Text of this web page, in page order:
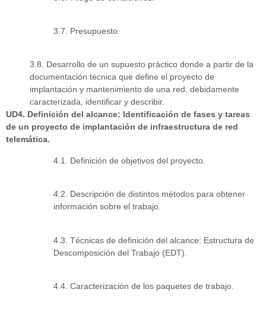
3.7. Presupuesto.
3.8. Desarrollo de un supuesto práctico donde a partir de la
documentación técnica que define el proyecto de
implantación y mantenimiento de una red, debidamente
caracterizada, identificar y describir.
UD4. Definición del alcance: Identificación de fases y tareas
de un proyecto de implantación de infraestructura de red
telemática.
4.1. Definición de objetivos del proyecto.
4.2. Descripción de distintos métodos para obtener
información sobre el trabajo.
4.3. Técnicas de definición del alcance: Estructura de
Descomposición del Trabajo (EDT).
4.4. Caracterización de los paquetes de trabajo.